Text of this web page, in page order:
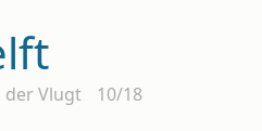
der Vlugt
10/18